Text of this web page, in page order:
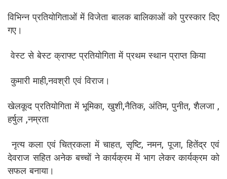
विभिन्न प्रतियोगिताओं में विजेता बालक बालिकाओं को पुरस्कार दिए
गए।
वेस्ट से बेस्ट क्राफ्ट प्रतियोगिता में प्रथम स्थान प्राप्त किया
कुमारी माही,नवश्री एवं विराज।
खेलकूद प्रतियोगिता में भूमिका, खुशी,नैतिक, अंतिम, पुनीत, शैलजा ,
हर्षुल ,नम्रता
नृत्य कला एवं चित्रकला में चाहत, सृष्टि, नमन, पूजा, हितेंद्र एवं
देवराज सहित अनेक बच्चों ने कार्यक्रम में भाग लेकर कार्यक्रम को
सफल बनाया।